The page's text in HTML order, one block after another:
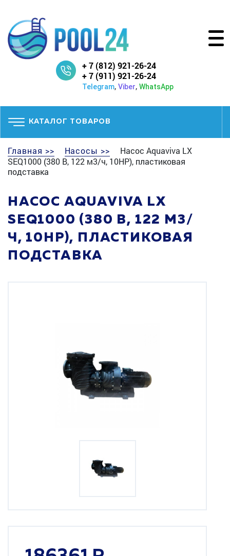
+ 7 (812) 921-26-24
+ 7 (911) 921-26-24
Telegram, Viber, WhatsApp
КАТАЛОГ ТОВАРОВ
Главная >> Насосы >>
Насос Aquaviva LX
SEQ1000 (380 В, 122 м3/ч, 10HP), пластиковая
подставка
НАСОС AQUAVIVA LX
SEQ1000 (380 В, 122 М3/
Ч, 10HP), ПЛАСТИКОВАЯ
ПОДСТАВКА